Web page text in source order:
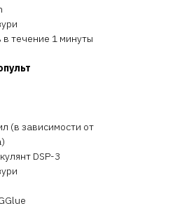
течение 1 минуты
(в зависимости от
DSP-3